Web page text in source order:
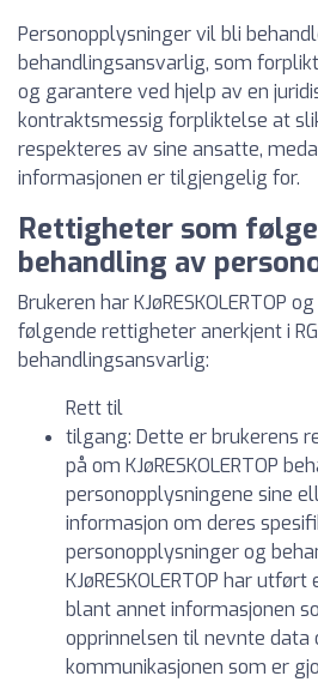
Personopplysninger vil bli
behandlingsansvarlig, som
og garantere ved hjelp av en
kontraktsmessig forpliktelse at
respekteres av sine ansatte,
informasjonen er tilgjengelig for.
Rettigheter som
behandling av
Brukeren har KJøRESKOLERTOP
følgende rettigheter anerkjent i
behandlingsansvarlig:
Rett til
tilgang: Dette er brukerens
på om KJøRESKOLERTOP
personopplysningene sine
informasjon om deres
personopplysninger og
KJøRESKOLERTOP har
blant annet informasjonen
opprinnelsen til nevnte data
kommunikasjonen som er